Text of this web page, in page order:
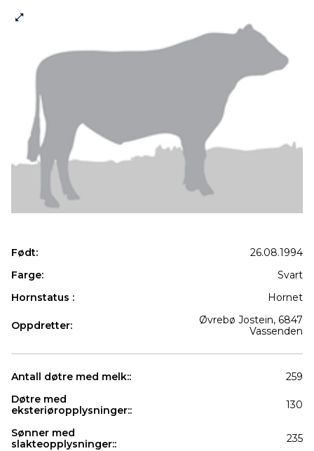
Født:
26.08.1994
Farge:
Svart
Hornstatus :
Hornet
Oppdretter:
Øvrebø Jostein, 6847
Vassenden
Antall døtre med melk::
259
Døtre med
eksteriøropplysninger::
130
Sønner med
slakteopplysninger::
235